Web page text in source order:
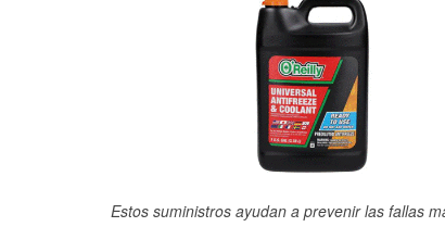
Estos suministros ayudan a prevenir las fallas